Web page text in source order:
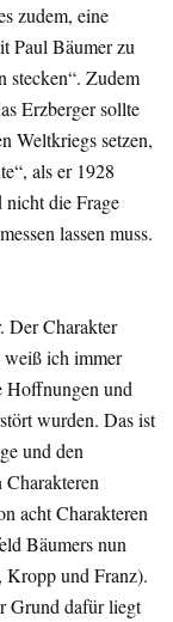
zudem, eine
Paul Bäumer zu
stecken“. Zudem
Erzberger sollte
Weltkriegs setzen,
als er 1928
nicht die Frage
lassen muss.
Der Charakter
weiß ich immer
Hoffnungen und
wurden. Das ist
und den
acht Charakteren
Bäumers nun
Kropp und Franz).
Grund dafür liegt